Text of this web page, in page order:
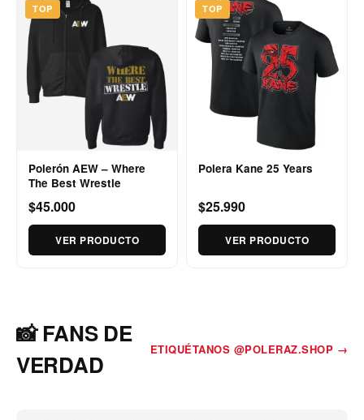
TOP
Polerón AEW – Where
The Best Wrestle
$45.000
VER PRODUCTO
TOP
Polera Kane 25 Years
$25.990
VER PRODUCTO
📸 FANS DE
VERDAD
ETIQUÉTANOS @POLERAZ.SHOP →